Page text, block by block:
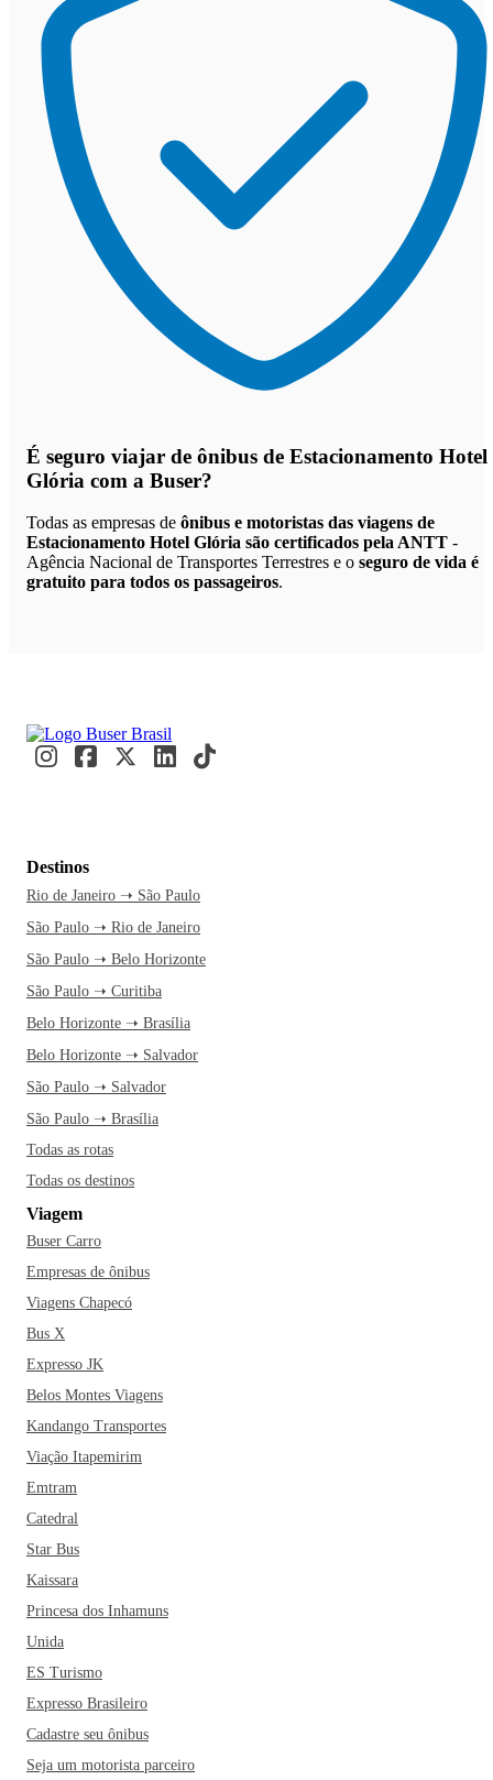
É seguro viajar de ônibus de Estacionamento Hotel
Glória com a Buser?
Todas as empresas de ônibus e motoristas das viagens de
Estacionamento Hotel Glória são certificados pela ANTT -
Agência Nacional de Transportes Terrestres e o seguro de vida é
gratuito para todos os passageiros.
Destinos
Rio de Janeiro ➝ São Paulo
São Paulo ➝ Rio de Janeiro
São Paulo ➝ Belo Horizonte
São Paulo ➝ Curitiba
Belo Horizonte ➝ Brasília
Belo Horizonte ➝ Salvador
São Paulo ➝ Salvador
São Paulo ➝ Brasília
Todas as rotas
Todas os destinos
Viagem
Buser Carro
Empresas de ônibus
Viagens Chapecó
Bus X
Expresso JK
Belos Montes Viagens
Kandango Transportes
Viação Itapemirim
Emtram
Catedral
Star Bus
Kaissara
Princesa dos Inhamuns
Unida
ES Turismo
Expresso Brasileiro
Cadastre seu ônibus
Seja um motorista parceiro